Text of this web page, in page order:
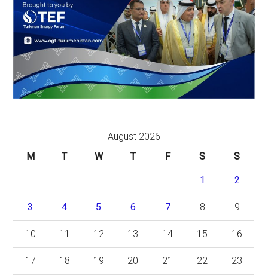
August 2026
M
T W T F S S
1 2
3 4 5 6 7 8 9
10 11 12 13 14 15 16
17 18 19 20 21 22 23